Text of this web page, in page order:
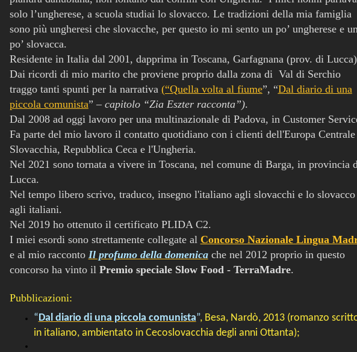
solo l’ungherese, a scuola studiai lo slovacco. Le tradizioni della mia famiglia
sono più ungheresi che slovacche, per questo io mi sento un po’ ungherese e
po’ slovacca.
Residente in Italia dal 2001, dapprima in Toscana, Garfagnana (prov. di
Dai ricordi di mio marito che proviene proprio dalla zona di Val di Serchio
traggo tanti spunti per la narrativa (“Quella volta al fiume”, “Dal diario di una
piccola comunista” – capitolo “Zia Eszter racconta”).
Dal 2008 ad oggi lavoro per una multinazionale di Padova, in Customer
Fa parte del mio lavoro il contatto quotidiano con i clienti dell'Europa
Slovacchia, Repubblica Ceca e l'Ungheria.
Nel 2021 sono tornata a vivere in Toscana, nel comune di Barga, in provincia
Lucca.
Nel tempo libero scrivo, traduco, insegno l'italiano agli slovacchi e lo slovacco
agli italiani.
Nel 2019 ho ottenuto il certificato PLIDA C2.
I miei esordi sono strettamente collegate al Concorso Nazionale Lingua
e al mio racconto Il profumo della domenicache nel 2012 proprio in questo
concorso ha vinto il Premio speciale Slow Food - TerraMadre.
Pubblicazioni:
“Dal diario di una piccola comunista”, Besa, Nardò, 2013 (romanzo
in italiano, ambientato in Cecoslovacchia degli anni Ottanta);